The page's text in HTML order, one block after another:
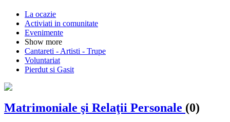
La ocazie
Activiati in comunitate
Evenimente
Show more
Cantareti - Artisti - Trupe
Voluntariat
Pierdut si Gasit
Matrimoniale şi Relaţii Personale (0)